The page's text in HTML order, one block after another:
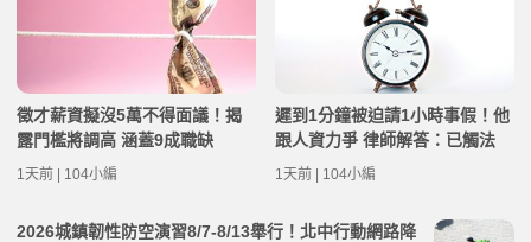
徵才薪資擬沒5萬不得面議！揭
露門檻將調高 涵蓋9成職缺
1天前 | 104小編
遲到1分鐘被迫請1小時事假！他
跟人資力爭 律師解答：已觸法
1天前 | 104小編
2026城鎮韌性防空演習8/7-8/13舉行！北中行動網路降